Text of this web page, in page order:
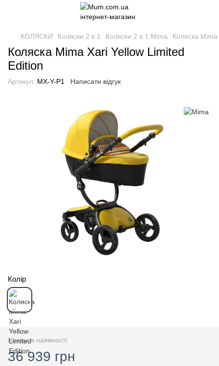
КОЛЯСКИ Коляски 2 в 1 Коляски 2 в 1 Mima Коляска
Коляска Mima Xari Yellow Limited
Edition
Артикул: MX-Y-P1 Написати відгук
Колір
Немає в наявності
36 939 грн